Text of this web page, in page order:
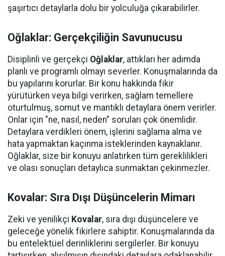
şaşırtıcı detaylarla dolu bir yolculuğa çıkarabilirler.
Oğlaklar: Gerçekçiliğin Savunucusu
Disiplinli ve gerçekçi Oğlaklar, attıkları her adımda
planlı ve programlı olmayı severler. Konuşmalarında da
bu yapılarını korurlar. Bir konu hakkında fikir
yürütürken veya bilgi verirken, sağlam temellere
oturtulmuş, somut ve mantıklı detaylara önem verirler.
Onlar için "ne, nasıl, neden" soruları çok önemlidir.
Detaylara verdikleri önem, işlerini sağlama alma ve
hata yapmaktan kaçınma isteklerinden kaynaklanır.
Oğlaklar, size bir konuyu anlatırken tüm gereklilikleri
ve olası sonuçları detaylıca sunmaktan çekinmezler.
Kovalar: Sıra Dışı Düşüncelerin Mimarı
Zeki ve yenilikçi Kovalar, sıra dışı düşüncelere ve
geleceğe yönelik fikirlere sahiptir. Konuşmalarında da
bu entelektüel derinliklerini sergilerler. Bir konuyu